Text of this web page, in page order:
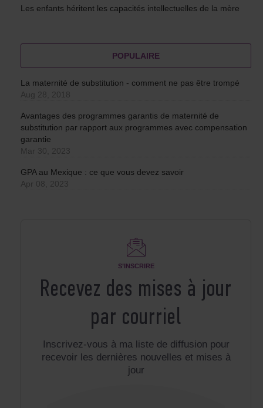
Les enfants héritent les capacités intellectuelles de la mère
POPULAIRE
La maternité de substitution - comment ne pas être trompé
Aug 28, 2018
Avantages des programmes garantis de maternité de
substitution par rapport aux programmes avec compensation
garantie
Mar 30, 2023
GPA au Mexique : ce que vous devez savoir
Apr 08, 2023
S’INSCRIRE
Recevez des mises à jour
par courriel
Inscrivez-vous à ma liste de diffusion pour
recevoir les dernières nouvelles et mises à
jour